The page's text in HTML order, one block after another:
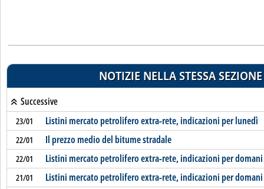
NOTIZIE NELLA STESSA SEZIONE
Successive
23/01 Listini mercato petrolifero extra-rete, indicazioni per lunedì
22/01 Il prezzo medio del bitume stradale
22/01 Listini mercato petrolifero extra-rete, indicazioni per domani
21/01 Listini mercato petrolifero extra-rete, indicazioni per domani